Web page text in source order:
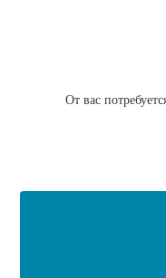
От вас